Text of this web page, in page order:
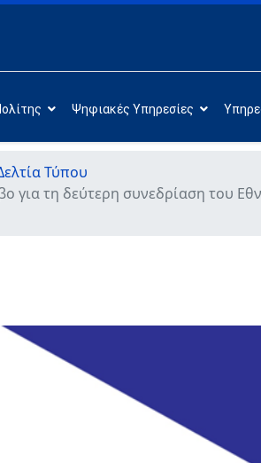
Ψηφιακές Υπηρεσίες
Τύπου
τη δεύτερη συνεδρίαση του